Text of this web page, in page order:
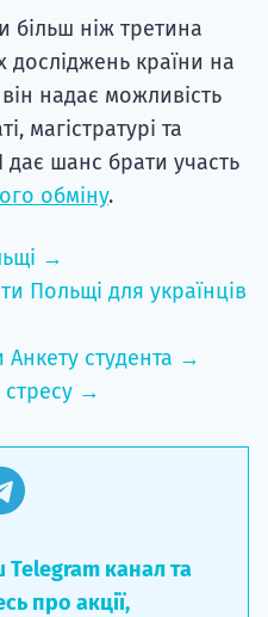
більш ніж третина
досліджень країни на
надає можливість
магістратурі та
дає шанс брати участь
обміну.
→
Польщі для українців
студента →
стресу →
Telegram канал та
про акції,